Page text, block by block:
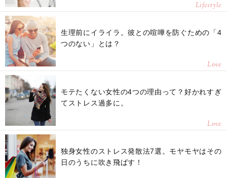
Lifestyle
生理前にイライラ。彼との喧嘩を防ぐための「4
つのない」とは？
Love
モテたくない女性の4つの理由って？好かれすぎ
てストレス過多に。
Love
独身女性のストレス発散法7選。モヤモヤはその
日のうちに吹き飛ばす！